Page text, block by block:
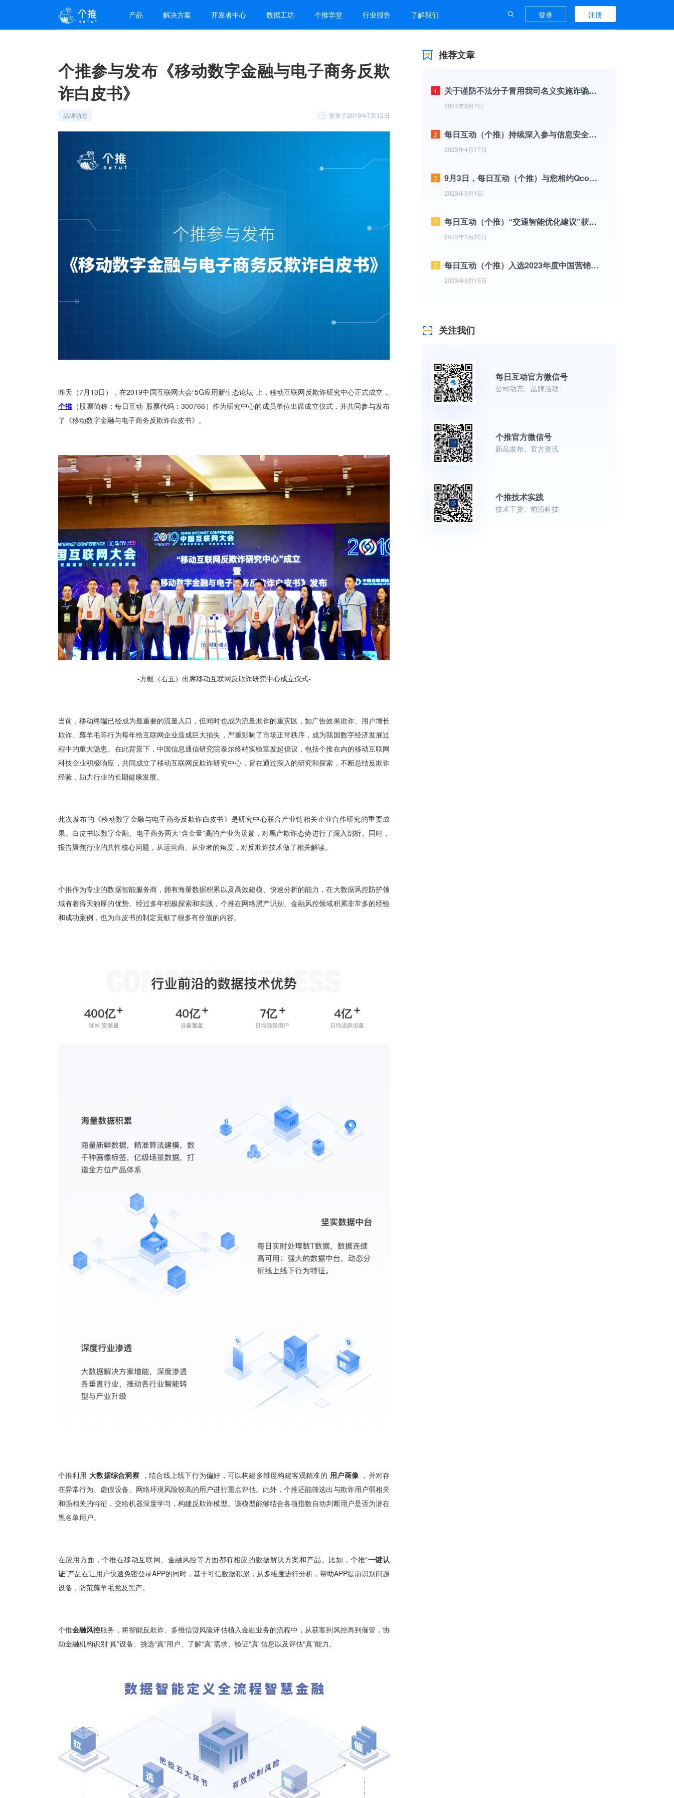
产品 解决方案 开发者中心 数据工坊 个推学堂 行业报告 了解我们 登录 注册
个推参与发布《移动数字金融与电子商务反欺
诈白皮书》
品牌动态 发表于2019年7月12日
推荐文章
1 关于谨防不法分子冒用我司名义实施诈骗行为的声明
2024年8月7日
2 每日互动（个推）持续深入参与信息安全标准化工作
2023年4月17日
3 9月3日，每日互动（个推）与您相约Qcon全球软件开发大会
2023年9月1日
4 每日互动（个推）“交通智能优化建议”获杭州市政协2022年度优秀提案
2023年2月20日
5 每日互动（个推）入选2023年度中国营销技术（MarTech）500强竞争力榜单
2023年9月15日
关注我们
每日互动官方微信号
公司动态、品牌活动
个推官方微信号
新品发布、官方资讯
个推技术实践
技术干货、前沿科技